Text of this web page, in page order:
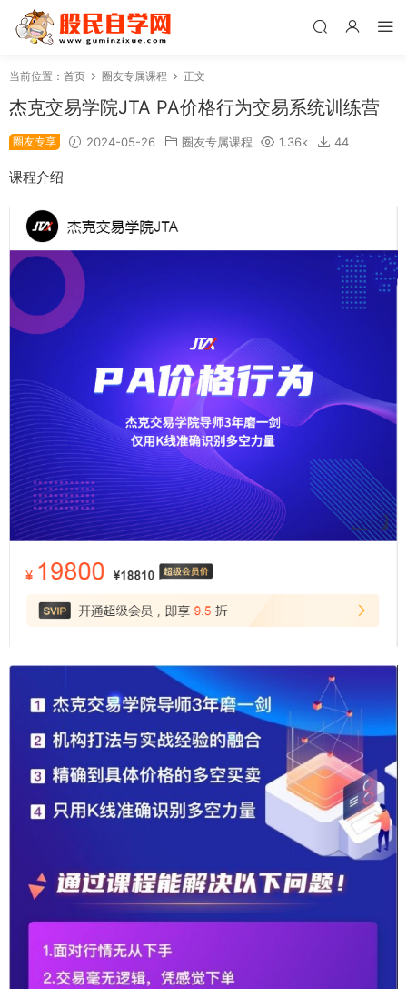
当前位置： 首页 圈友专属课程 正文
杰克交易学院JTA PA价格行为交易系统训练营
圈友专享 2024-05-26 圈友专属课程 1.36k 44
课程介绍